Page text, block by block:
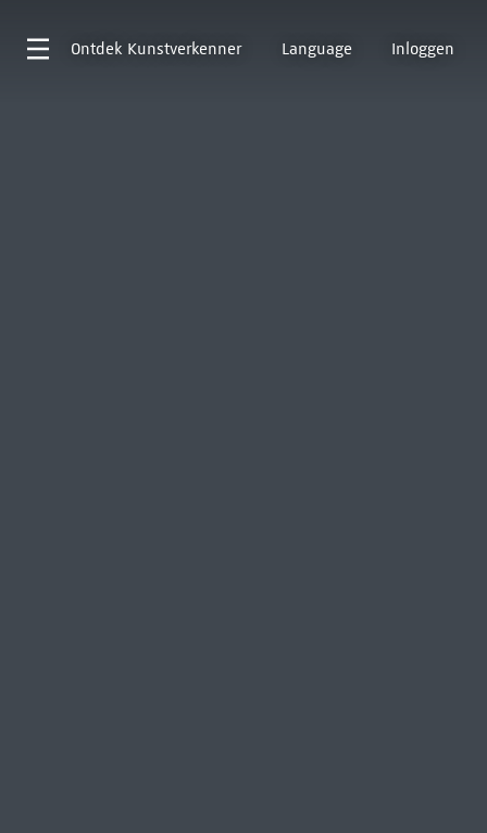
Ontdek Kunstverkenner Language Inloggen